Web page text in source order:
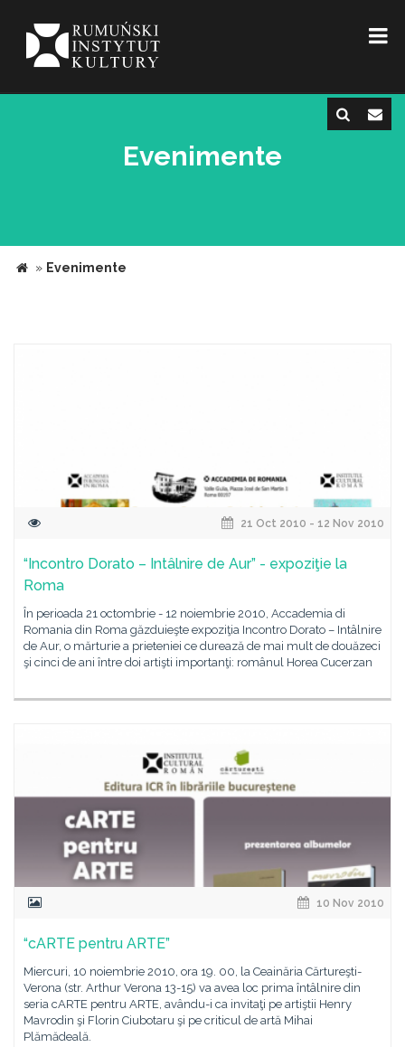
Evenimente
» Evenimente
21 Oct 2010 - 12 Nov 2010
“Incontro Dorato – Intâlnire de Aur” - expoziţie la
Roma
În perioada 21 octombrie - 12 noiembrie 2010, Accademia di
Romania din Roma găzduieşte expoziţia Incontro Dorato – Intâlnire
de Aur, o mărturie a prieteniei ce durează de mai mult de douăzeci
şi cinci de ani între doi artişti importanţi: românul Horea Cucerzan
10 Nov 2010
“cARTE pentru ARTE”
Miercuri, 10 noiembrie 2010, ora 19. 00, la Ceainăria Cărtureşti-
Verona (str. Arthur Verona 13-15) va avea loc prima întâlnire din
seria cARTE pentru ARTE, avându-i ca invitaţi pe artiştii Henry
Mavrodin şi Florin Ciubotaru şi pe criticul de artă Mihai
Plămădeală.